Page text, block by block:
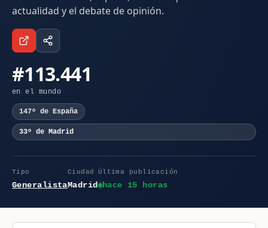
actualidad y el debate de opinión.
#113.441
en el mundo
147º de España
33º de Madrid
Tipo
Generalista
Ciudad
Madrid
Última publicación
hace 15 horas